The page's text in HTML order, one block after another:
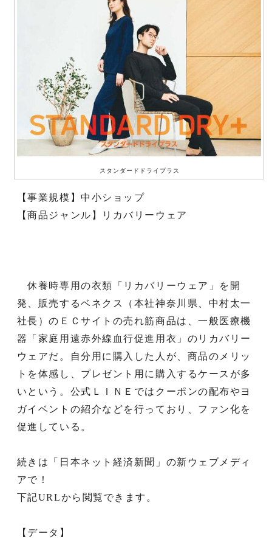
スタンダードドライプラス
【事業規模】中小ショップ
【商品ジャンル】リカバリーウェア
休養時専用の衣類「リカバリーウェア」を開
発、販売するベネクス（本社神奈川県、中村太一
社長）のＥＣサイトの売れ筋商品は、一般医療機
器「家庭用遠赤外線血行促進用衣」のリカバリー
ウェアだ。自分用に購入した人が、商品のメリッ
トを体感し、プレゼント用に購入するケースが多
いという。公式ＬＩＮＥではクーポンの配布やヨ
ガイベントの紹介などを行っており、ファン化を
促進している。
続きは「日本ネット経済新聞」の新ウェブメディ
アで！
下記URLから閲覧できます。
【データ】